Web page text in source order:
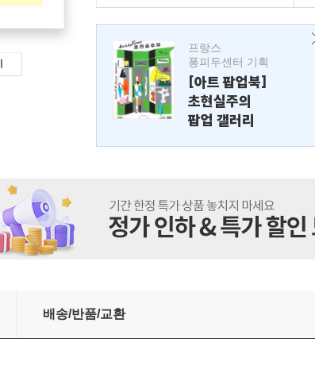
프랑스
퐁피두센터 기획
[아트 팝업북]
초현실주의
팝업 갤러리
배송/반품/교환